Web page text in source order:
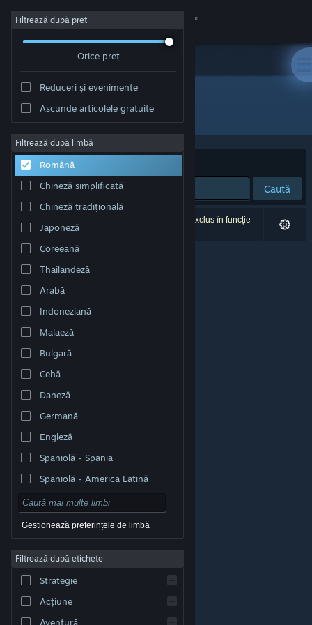
Conectează-te
Despre
Asistență
Schimbă limba
Vezi site în versiunea pentru desktop
© Valve Corporation. Toate drepturile rezervate. Toate
respectivi în SUA și celelalte țări.
Acordul Steam pentru abonați
Cookie-uri
Filtrează după preț
Orice preț
Reduceri și evenimente
Ascunde articolele gratuite
Filtrează după limbă
Română
Chineză simplificată
Chineză tradițională
Japoneză
Coreeană
Thailandeză
Arabă
Indoneziană
Malaeză
Bulgară
Cehă
Daneză
Germană
Engleză
Spaniolă - Spania
Spaniolă - America Latină
Gestionează preferințele de limbă
Filtrează după etichete
Strategie
Acțiune
Aventură
Dezvoltator: Rockstar Toronto
Sortează după
Caută
0 rezultate corespund căutării tale. 1 titlu a fost exclus în funcție
de preferințele tale.